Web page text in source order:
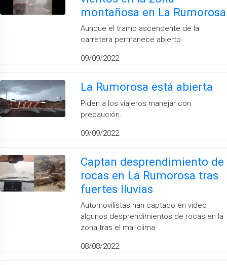
montañosa en La Rumorosa
Aunque el tramo ascendente de la
carretera permanece abierto.
09/09/2022
La Rumorosa está abierta
Piden a los viajeros manejar con
precaución.
09/09/2022
Captan desprendimiento de
rocas en La Rumorosa tras
fuertes lluvias
Automovilistas han captado en video
algunos desprendimientos de rocas en la
zona tras el mal clima.
08/08/2022